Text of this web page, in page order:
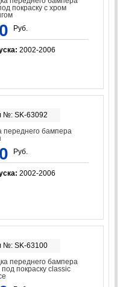
покраску с хром
Руб.
2002-2006
№: SK-63092
переднего бампера
Руб.
2002-2006
№: SK-63100
переднего бампера
покраску classic